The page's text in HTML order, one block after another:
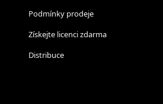
Podmínky prodeje
Získejte licenci zdarma
Distribuce